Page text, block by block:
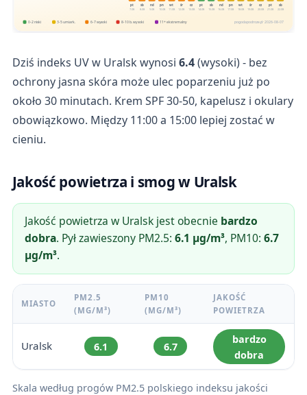
pt
7.08
sb
8.08
nd
9.08
pn
10.08
wt
11.08
śr
12.08
cz
13.08
pt
14.08
sb
15.08
nd
16.08
pn
17.08
wt
18.08
śr
19.08
cz
20.08
pt
21.08
sb
22.08
0-2 niski 3-5 umiark. 6-7 wysoki 8-10 b. wysoki 11+ ekstremalny pogodapodroze.pl · 2026-08-07
Dziś indeks UV w Uralsk wynosi 6.4(wysoki) - bez
ochrony jasna skóra może ulec poparzeniu już po
około 30 minutach. Krem SPF 30-50, kapelusz i okulary
obowiązkowo. Między 11:00 a 15:00 lepiej zostać w
cieniu.
Jakość powietrza i smog w Uralsk
Jakość powietrza w Uralsk jest obecnie bardzo
dobra. Pył zawieszony PM2.5:6.1 µg/m³, PM10:6.7
µg/m³.
MIASTO
PM2.5
(ΜG/M³)
PM10
(ΜG/M³)
JAKOŚĆ
POWIETRZA
Uralsk 6.1 6.7
bardzo
dobra
Skala według progów PM2.5 polskiego indeksu jakości